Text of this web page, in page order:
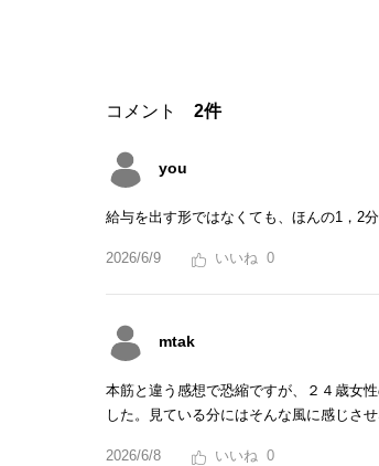
コメント 2件
you
給与を出す形ではなくても、ほんの1，2
2026/6/9 0
mtak
本筋と違う感想で恐縮ですが、２４歳女
した。見ている分にはそんな風に感じさ
2026/6/8 0